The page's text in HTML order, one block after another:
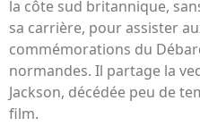
la côte sud britannique,
sa carrière, pour assister
commémorations du
normandes. Il partage la
Jackson, décédée peu de
film.